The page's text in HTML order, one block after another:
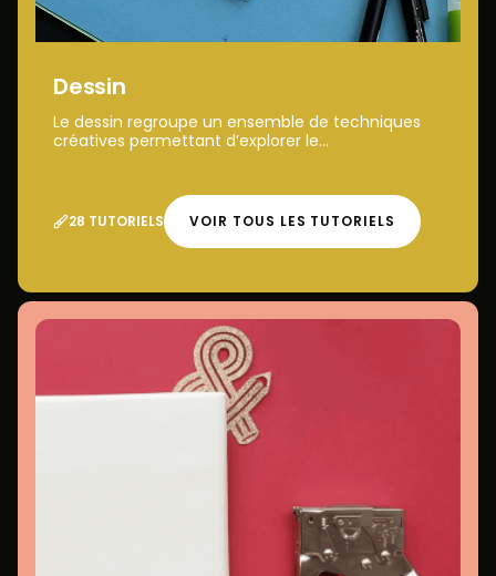
Dessin
Le dessin regroupe un ensemble de techniques
créatives permettant d’explorer le...
28 TUTORIELS VOIR TOUS LES TUTORIELS